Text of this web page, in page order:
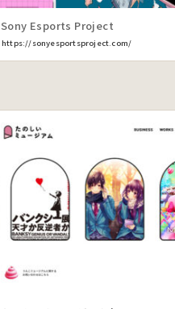
Sony Esports Project
https://sonyesportsproject.com/